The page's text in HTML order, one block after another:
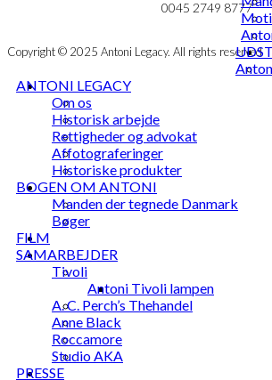
0045 2749 8777
Copyright © 2025 Antoni Legacy. All rights reserved
ANTONI LEGACY
Om os
Historisk arbejde
Rettigheder og advokat
Affotograferinger
Historiske produkter
BOGEN OM ANTONI
Manden der tegnede Danmark
Bøger
FILM
SAMARBEJDER
Tivoli
Antoni Tivoli lampen
A. C. Perch’s Thehandel
Anne Black
Roccamore
Studio AKA
PRESSE